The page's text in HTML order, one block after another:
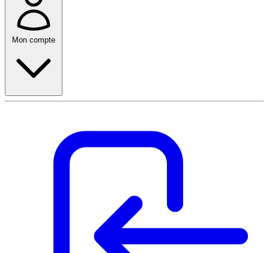
Mon compte